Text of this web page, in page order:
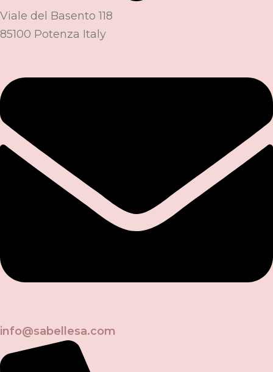
Viale del Basento 118
85100 Potenza Italy
info@sabellesa.com